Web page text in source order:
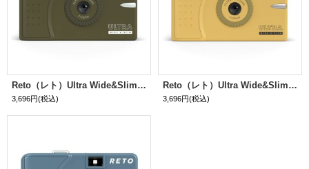
Reto（レト）Ultra Wide&Slim｜オリーブ
3,696円(税込)
Reto（レト）Ultra Wide&Slim｜マッディー イエロー
3,696円(税込)